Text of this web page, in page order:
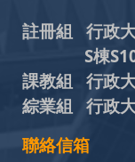
註冊組 行政
S棟S101
課教組 行政
綜業組 行政
聯絡信箱